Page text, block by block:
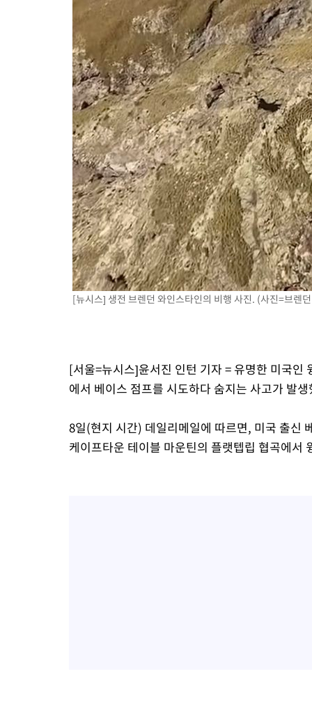
[뉴시스] 생전 브렌던 와인스타인의 비행 사진. (사진=브렌
[서울=뉴시스]윤서진 인턴 기자 = 유명한 미국
에서 베이스 점프를 시도하다 숨지는 사고가 발
8일(현지 시간) 데일리메일에 따르면, 미국 출신
케이프타운 테이블 마운틴의 플랫텝립 협곡에서